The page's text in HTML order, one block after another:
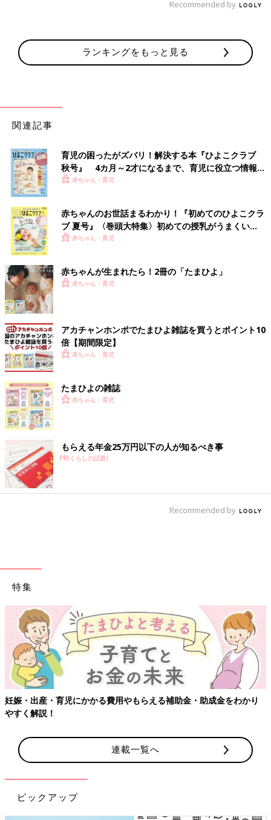
Recommended by
ランキングをもっと見る
関連記事
育児の困ったがズバリ！解決する本『ひよこクラブ
秋号』 4カ月～2才になるまで、育児に役立つ情報が
いっぱい！
赤ちゃん・育児
赤ちゃんのお世話まるわかり！『初めてのひよこクラ
ブ 夏号』〈巻頭大特集〉初めての授乳がうまくい
く！ おっぱい・ミルクの基本と夏のトラブル 解決テ
赤ちゃん・育児
赤ちゃんが生まれたら！2冊の「たまひよ」
赤ちゃん・育児
アカチャンホンポでたまひよ雑誌を買うとポイント10
倍【期間限定】
赤ちゃん・育児
たまひよの雑誌
赤ちゃん・育児
もらえる年金25万円以下の人が知るべき事
PR(くらしの話題)
Recommended by
特集
妊娠・出産・育児にかかる費用やもらえる補助金・助成金をわかり
やすく解説！
連載一覧へ
ピックアップ